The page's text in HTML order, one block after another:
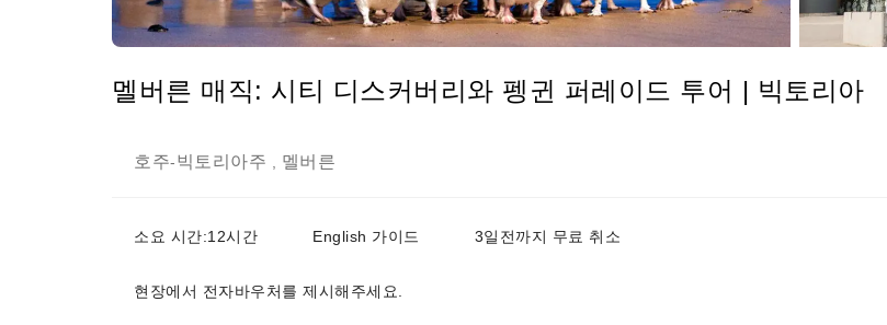
멜버른 매직: 시티 디스커버리와 펭귄 퍼레이드 투어 | 빅토리아
호주-빅토리아주 멜버른
소요 시간:12시간 English 가이드 3일전까지 무료 취소
현장에서 전자바우처를 제시해주세요.